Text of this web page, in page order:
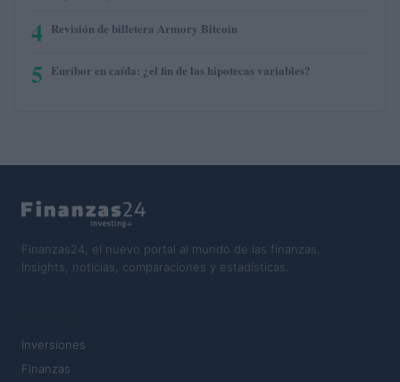
4 Revisión de billetera Armory Bitcoin
5 Euríbor en caída: ¿el fin de las hipotecas variables?
Finanzas24, el nuevo portal al mundo de las finanzas.
Insights, noticias, comparaciones y estadísticas.
Inversiones
Finanzas